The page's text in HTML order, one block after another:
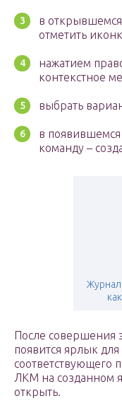
в
отметить
нажатием
контекстное
выбрать
в
команду –
После совершения
появится ярлык для
ЛКМ на созданном
открыть.